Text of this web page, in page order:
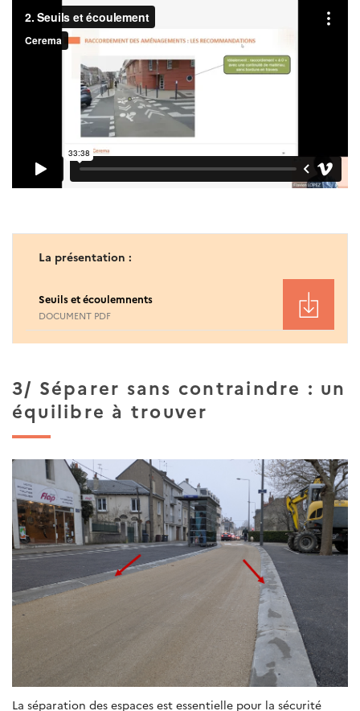
La présentation :
Seuils et écoulemnents
DOCUMENT PDF
3/ Séparer sans contraindre : un
équilibre à trouver
La séparation des espaces est essentielle pour la sécurité